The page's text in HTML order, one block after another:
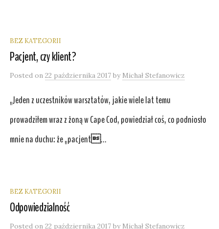
BEZ KATEGORII
Pacjent, czy klient?
Posted on 22 października 2017 by Michał Stefanowicz
„Jeden z uczestników warsztatów, jakie wiele lat temu
prowadziłem wraz z żoną w Cape Cod, powiedział coś, co podniosło
mnie na duchu: że „pacjent...
BEZ KATEGORII
Odpowiedzialność
Posted on 22 października 2017 by Michał Stefanowicz